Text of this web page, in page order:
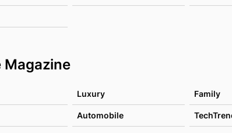
Magazine
Luxury Family
Automobile